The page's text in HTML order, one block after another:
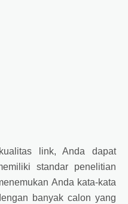
link, Anda dapat
standar penelitian
Anda kata-kata
banyak calon yang